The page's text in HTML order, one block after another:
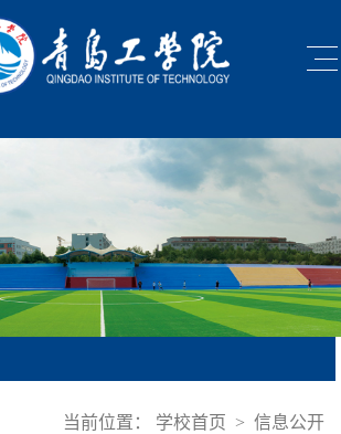
当前位置： 学校首页 > 信息公开